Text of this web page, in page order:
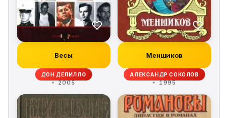
Весы
ДОН ДЕЛИЛЛО
2005
Меншиков
АЛЕКСАНДР СОКОЛОВ
1995